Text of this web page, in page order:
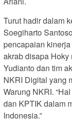
Turut hadir dalam
Soegiharto
pencapaian
akrab disapa Hoky
Yudianto dan tim
NKRI Digital yang
Warung NKRI.
dan KPTIK dalam
Indonesia.”